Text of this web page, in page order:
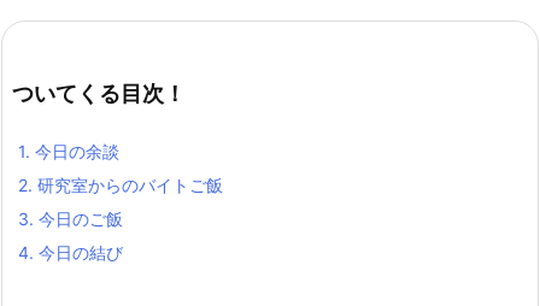
ついてくる目次！
1. 今日の余談
2. 研究室からのバイトご飯
3. 今日のご飯
4. 今日の結び